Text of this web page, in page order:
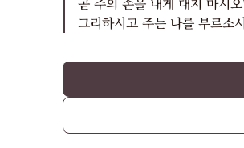
그리하시고 주는 나를 부르소